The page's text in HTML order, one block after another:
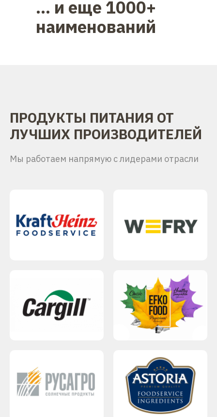
... и еще 1000+
наименований
ПРОДУКТЫ ПИТАНИЯ ОТ
ЛУЧШИХ ПРОИЗВОДИТЕЛЕЙ
Мы работаем напрямую с лидерами отрасли